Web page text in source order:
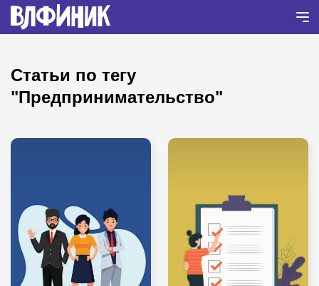
Статьи по тегу
"Предпринимательство"